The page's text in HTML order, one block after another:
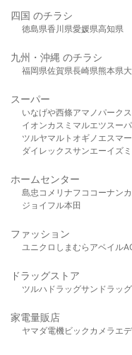
四国 のチラシ
徳島県香川県愛媛県高知県
九州・沖縄 のチラシ
福岡県佐賀県長崎県熊本県
スーパー
いなげや西條アマノパークス
イオンカスミ マルエツスー
ツルヤマルト オギノ エスマ
ダイレックスサンエーイズ
ホームセンター
島忠 コメリ ナフコ コーナン
ジョイフル本田
ファッション
ユニクロ しまむら アベイル
ドラッグストア
ツルハドラッグサンドラッグ
家電量販店
ヤマダ電機ビックカメラ エ